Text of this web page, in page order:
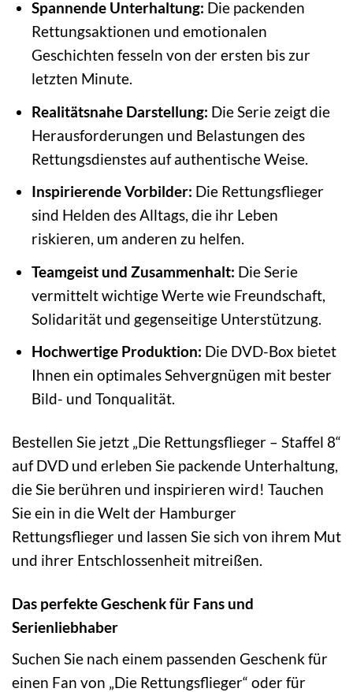
Spannende Unterhaltung: Die packenden
Rettungsaktionen und emotionalen
Geschichten fesseln von der ersten bis zur
letzten Minute.
Realitätsnahe Darstellung: Die Serie zeigt die
Herausforderungen und Belastungen des
Rettungsdienstes auf authentische Weise.
Inspirierende Vorbilder: Die Rettungsflieger
sind Helden des Alltags, die ihr Leben
riskieren, um anderen zu helfen.
Teamgeist und Zusammenhalt: Die Serie
vermittelt wichtige Werte wie Freundschaft,
Solidarität und gegenseitige Unterstützung.
Hochwertige Produktion: Die DVD-Box bietet
Ihnen ein optimales Sehvergnügen mit bester
Bild- und Tonqualität.
Bestellen Sie jetzt „Die Rettungsflieger – Staffel 8“
auf DVD und erleben Sie packende Unterhaltung,
die Sie berühren und inspirieren wird! Tauchen
Sie ein in die Welt der Hamburger
Rettungsflieger und lassen Sie sich von ihrem Mut
und ihrer Entschlossenheit mitreißen.
Das perfekte Geschenk für Fans und
Serienliebhaber
Suchen Sie nach einem passenden Geschenk für
einen Fan von „Die Rettungsflieger“ oder für